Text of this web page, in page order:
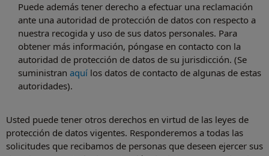
Puede además tener derecho a efectuar una reclamación
ante una autoridad de protección de datos con respecto a
nuestra recogida y uso de sus datos personales. Para
obtener más información, póngase en contacto con la
autoridad de protección de datos de su jurisdicción. (Se
suministran aquí los datos de contacto de algunas de estas
autoridades).
Usted puede tener otros derechos en virtud de las leyes de
protección de datos vigentes. Responderemos a todas las
solicitudes que recibamos de personas que deseen ejercer sus